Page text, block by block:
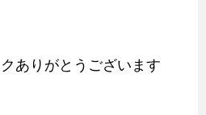
ありがとうございます